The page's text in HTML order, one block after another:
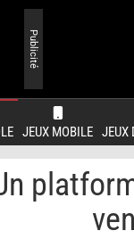
JEUX MOBILE JEUX
Publicité